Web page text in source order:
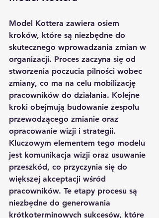
Model Kottera zawiera osiem
kroków, które są niezbędne do
skutecznego wprowadzania zmian w
organizacji. Proces zaczyna się od
stworzenia poczucia pilności wobec
zmiany, co ma na celu mobilizację
pracowników do działania. Kolejne
kroki obejmują budowanie zespołu
przewodzącego zmianie oraz
opracowanie wizji i strategii.
Kluczowym elementem tego modelu
jest komunikacja wizji oraz usuwanie
przeszkód, co przyczynia się do
większej akceptacji wśród
pracowników. Te etapy procesu są
niezbędne do generowania
krótkoterminowych sukcesów, które